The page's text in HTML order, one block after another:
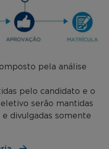
pela análise
pelo candidato e o
serão mantidas
divulgadas somente